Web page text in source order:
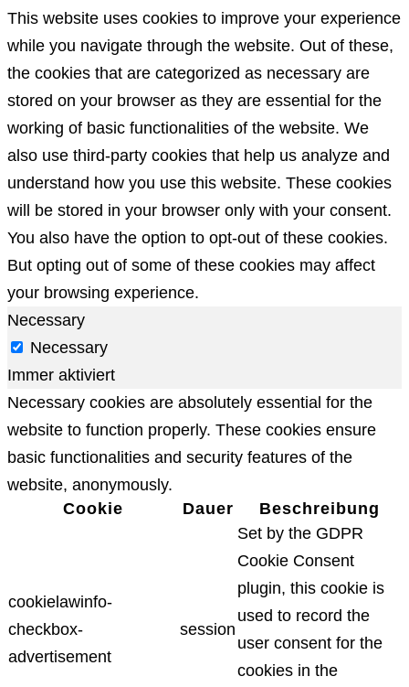
This website uses cookies to improve your experience
while you navigate through the website. Out of these,
the cookies that are categorized as necessary are
stored on your browser as they are essential for the
working of basic functionalities of the website. We
also use third-party cookies that help us analyze and
understand how you use this website. These cookies
will be stored in your browser only with your consent.
You also have the option to opt-out of these cookies.
But opting out of some of these cookies may affect
your browsing experience.
Necessary
Necessary
Immer aktiviert
Necessary cookies are absolutely essential for the
website to function properly. These cookies ensure
basic functionalities and security features of the
website, anonymously.
Cookie
Dauer Beschreibung
cookielawinfo-
checkbox-
advertisement
session
Set by the GDPR
Cookie Consent
plugin, this cookie is
used to record the
user consent for the
cookies in the